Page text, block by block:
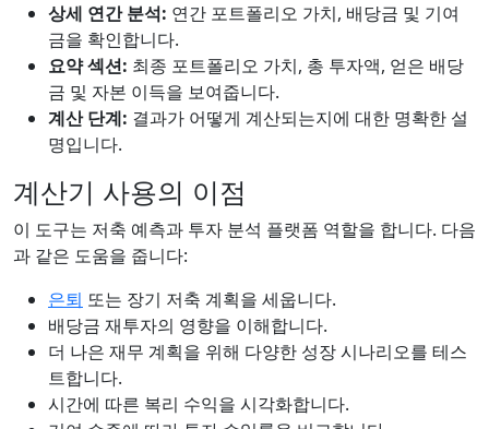
상세 연간 분석: 연간 포트폴리오 가치, 배당금 및 기여
금을 확인합니다.
요약 섹션: 최종 포트폴리오 가치, 총 투자액, 얻은 배당
금 및 자본 이득을 보여줍니다.
계산 단계: 결과가 어떻게 계산되는지에 대한 명확한 설
명입니다.
계산기 사용의 이점
이 도구는 저축 예측과 투자 분석 플랫폼 역할을 합니다. 다음
과 같은 도움을 줍니다:
은퇴 또는 장기 저축 계획을 세웁니다.
배당금 재투자의 영향을 이해합니다.
더 나은 재무 계획을 위해 다양한 성장 시나리오를 테스
트합니다.
시간에 따른 복리 수익을 시각화합니다.